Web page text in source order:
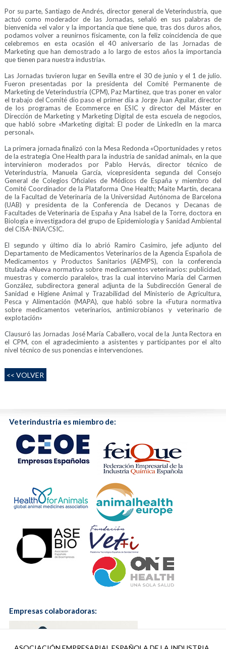
Por su parte, Santiago de Andrés, director general de Veterindustria, que
actuó como moderador de las Jornadas, señaló en sus palabras de
bienvenida «el valor y la importancia que tiene que, tras dos duros años,
podamos volver a reunirnos físicamente, con la feliz coincidencia de que
celebremos en esta ocasión el 40 aniversario de las Jornadas de
Marketing que han demostrado a lo largo de estos años la importancia
que tienen para nuestra industria».
Las Jornadas tuvieron lugar en Sevilla entre el 30 de junio y el 1 de julio.
Fueron presentadas por la presidenta del Comité Permanente de
Marketing de Veterindustria (CPM), Paz Martínez, que tras poner en valor
el trabajo del Comité dio paso el primer día a Jorge Juan Aguilar, director
de los programas de Ecommerce en ESIC y director del Máster en
Dirección de Marketing y Marketing Digital de esta escuela de negocios,
que habló sobre «Marketing digital: El poder de LinkedIn en la marca
personal».
La primera jornada finalizó con la Mesa Redonda «Oportunidades y retos
de la estrategia One Health para la industria de sanidad animal», en la que
intervinieron moderados por Pablo Hervás, director técnico de
Veterindustria, Manuela García, vicepresidenta segunda del Consejo
General de Colegios Oficiales de Médicos de España y miembro del
Comité Coordinador de la Plataforma One Health; Maite Martín, decana
de la Facultad de Veterinaria de la Universidad Autónoma de Barcelona
(UAB) y presidenta de la Conferencia de Decanos y Decanas de
Facultades de Veterinaria de España y Ana Isabel de la Torre, doctora en
Biología e investigadora del grupo de Epidemiología y Sanidad Ambiental
del CISA-INIA/CSIC.
El segundo y último día lo abrió Ramiro Casimiro, jefe adjunto del
Departamento de Medicamentos Veterinarios de la Agencia Española de
Medicamentos y Productos Sanitarios (AEMPS), con la conferencia
titulada «Nueva normativa sobre medicamentos veterinarios: publicidad,
muestras y comercio paralelo», tras la cual intervino María del Carmen
González, subdirectora general adjunta de la Subdirección General de
Sanidad e Higiene Animal y Trazabilidad del Ministerio de Agricultura,
Pesca y Alimentación (MAPA), que habló sobre la «Futura normativa
sobre medicamentos veterinarios, antimicrobianos y veterinario de
explotación»
Clausuró las Jornadas José María Caballero, vocal de la Junta Rectora en
el CPM, con el agradecimiento a asistentes y participantes por el alto
nivel técnico de sus ponencias e intervenciones.
<< VOLVER
Veterindustria es miembro de:
Empresas colaboradoras: